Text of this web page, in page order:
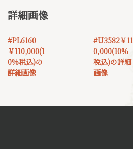
詳細画像
#PL6160
￥110,000(1
0%税込)の
詳細画像
#U3582￥11
0,000(10%
税込)の詳細
画像